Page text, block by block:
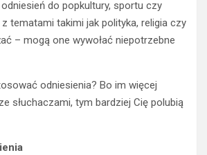
do popkultury, sportu czy
tematami takimi jak polityka, religia czy
– mogą one wywołać niepotrzebne
odniesienia? Bo im więcej
słuchaczami, tym bardziej Cię polubią